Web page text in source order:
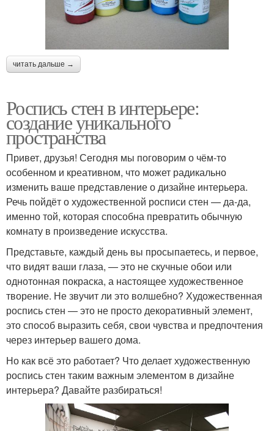
читать дальше →
Роспись стен в интерьере:
создание уникального
пространства
Привет, друзья! Сегодня мы поговорим о чём-то
особенном и креативном, что может радикально
изменить ваше представление о дизайне интерьера.
Речь пойдёт о художественной росписи стен — да-да,
именно той, которая способна превратить обычную
комнату в произведение искусства.
Представьте, каждый день вы просыпаетесь, и первое,
что видят ваши глаза, — это не скучные обои или
однотонная покраска, а настоящее художественное
творение. Не звучит ли это волшебно? Художественная
роспись стен — это не просто декоративный элемент,
это способ выразить себя, свои чувства и предпочтения
через интерьер вашего дома.
Но как всё это работает? Что делает художественную
роспись стен таким важным элементом в дизайне
интерьера? Давайте разбираться!